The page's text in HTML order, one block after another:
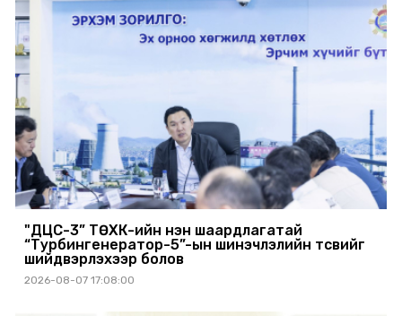
"ДЦС-3” ТӨХК-ийн нэн шаардлагатай
“Турбингенератор-5”-ын шинэчлэлийн төсвийг
шийдвэрлэхээр болов
2026-08-07 17:08:00